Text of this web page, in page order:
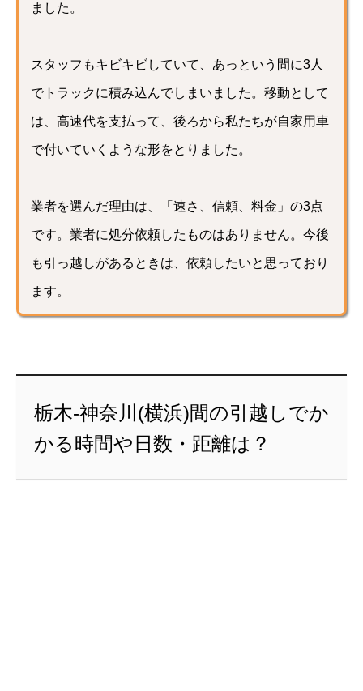
ました。
スタッフもキビキビしていて、あっという間に3人
でトラックに積み込んでしまいました。移動として
は、高速代を支払って、後ろから私たちが自家用車
で付いていくような形をとりました。
業者を選んだ理由は、「速さ、信頼、料金」の3点
です。業者に処分依頼したものはありません。今後
も引っ越しがあるときは、依頼したいと思っており
ます。
栃木-神奈川(横浜)間の引越しでか
かる時間や日数・距離は？